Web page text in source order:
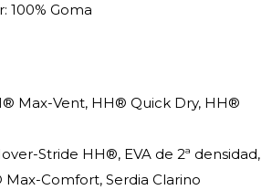
100% Goma
Max-Vent, HH® Quick Dry, HH®
Stride HH®, EVA de 2ª densidad,
Comfort, Serdia Clarino